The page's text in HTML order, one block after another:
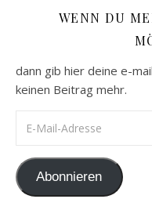
WENN DU
dann gib hier deine e-
keinen Beitrag mehr.
Abonnieren